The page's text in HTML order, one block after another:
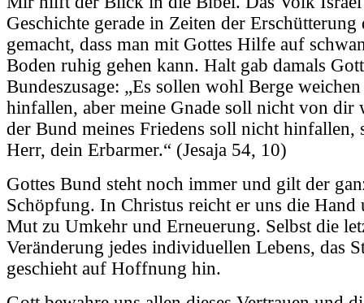
Geschichte gerade in Zeiten der
gemacht, dass man mit Gottes Hilfe auf
Boden ruhig gehen kann. Halt gab damals
Bundeszusage: „Es sollen wohl Berge
hinfallen, aber meine Gnade soll nicht von dir
der Bund meines Friedens soll nicht hinfallen,
Herr, dein Erbarmer.“ (Jesaja 54, 10)
Gottes Bund steht noch immer und gilt der
Schöpfung. In Christus reicht er uns die Hand
Mut zu Umkehr und Erneuerung. Selbst die
Veränderung jedes individuellen Lebens, das
geschieht auf Hoffnung hin.